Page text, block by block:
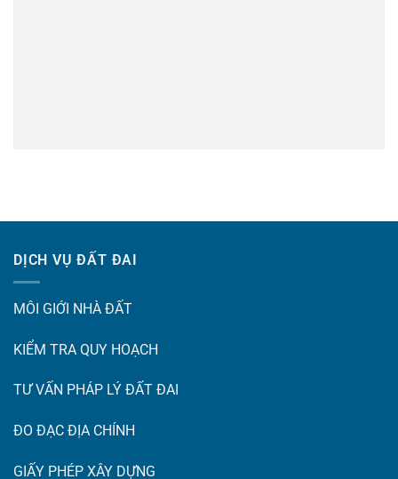
DỊCH VỤ ĐẤT ĐAI
MÔI GIỚI NHÀ ĐẤT
KIỂM TRA QUY HOẠCH
TƯ VẤN PHÁP LÝ ĐẤT ĐAI
ĐO ĐẠC ĐỊA CHÍNH
GIẤY PHÉP XÂY DỰNG